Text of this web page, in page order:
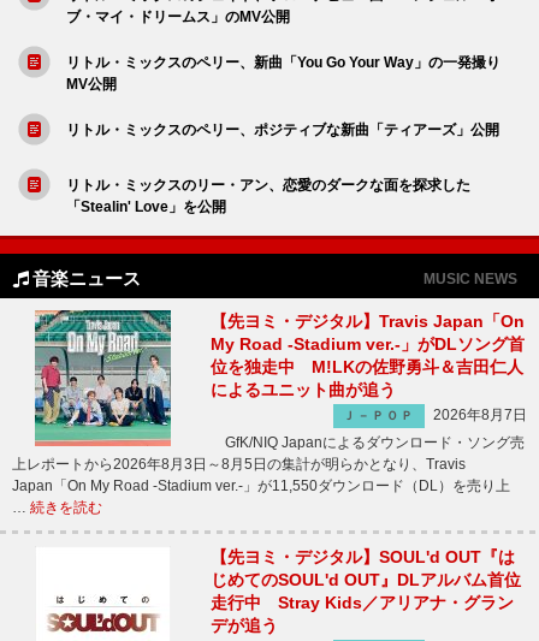
ブ・マイ・ドリームス」のMV公開
リトル・ミックスのペリー、新曲「You Go Your Way」の一発撮り
MV公開
リトル・ミックスのペリー、ポジティブな新曲「ティアーズ」公開
リトル・ミックスのリー・アン、恋愛のダークな面を探求した
「Stealin' Love」を公開
音楽ニュース MUSIC NEWS
【先ヨミ・デジタル】Travis Japan「On
My Road -Stadium ver.-」がDLソング首
位を独走中 M!LKの佐野勇斗＆吉田仁人
によるユニット曲が追う
Ｊ－ＰＯＰ
2026年8月7日
GfK/NIQ Japanによるダウンロード・ソング売
上レポートから2026年8月3日～8月5日の集計が明らかとなり、Travis
Japan「On My Road -Stadium ver.-」が11,550ダウンロード（DL）を売り上
… 続きを読む
【先ヨミ・デジタル】SOUL'd OUT『は
じめてのSOUL'd OUT』DLアルバム首位
走行中 Stray Kids／アリアナ・グラン
デが追う